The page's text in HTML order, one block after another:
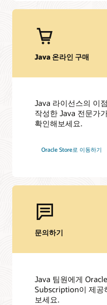
Java Platform 제작에 대
Java 온라인 구매
Java 라이선스의 이
작성한 Java 전문가
확인해보세요.
Oracle Store로 이동하기
문의하기
Java 팀원에게
Subscription이 제공
보세요.